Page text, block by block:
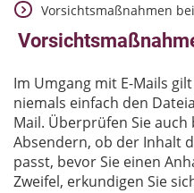
Vorsichtsmaßnahmen
Im Umgang mit E-Mails
niemals einfach den
Mail. Überprüfen Sie
Absendern, ob der Inhalt
passt, bevor Sie einen
Zweifel, erkundigen Sie